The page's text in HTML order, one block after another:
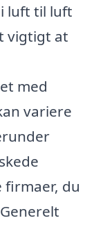
luft til luft
vigtigt at
med
variere
firmaer, du